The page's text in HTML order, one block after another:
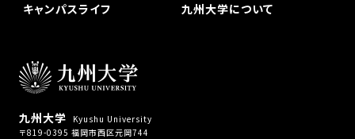
九州大学
Kyushu University
〒819-0395 福岡市西区元岡744
キャンパスライフ
九州大学について